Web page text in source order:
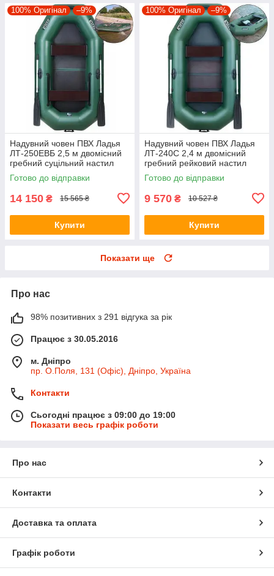
100% Оригінал –9%
Надувний човен ПВХ Ладья
ЛТ-250ЕВБ 2,5 м двомісний
гребний суцільний настил
привальний брус пересувні/
стаціонарні сидіння
Готово до відправки
14 150 ₴ 15 565 ₴
Купити
100% Оригінал –9%
Надувний човен ПВХ Ладья
ЛТ-240С 2,4 м двомісний
гребний рейковий настил
стаціонарні сидіння
Готово до відправки
9 570 ₴ 10 527 ₴
Купити
Показати ще
Про нас
98% позитивних з 291 відгука за рік
Працює з 30.05.2016
м. Дніпро
пр. О.Поля, 131 (Офіс), Дніпро, Україна
Контакти
Сьогодні працює з 09:00 до 19:00
Показати весь графік роботи
Про нас
Контакти
Доставка та оплата
Графік роботи